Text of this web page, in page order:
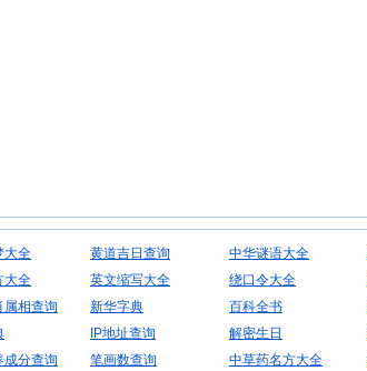
大全 黄道吉日查询 中华谜语大全
大全 英文缩写大全 绕口令大全
属相查询 新华字典 百科全书
IP地址查询 解密生日
成分查询 笔画数查询 中草药名方大全